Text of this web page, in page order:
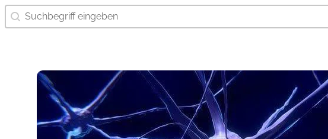
Suchbegriff eingeben